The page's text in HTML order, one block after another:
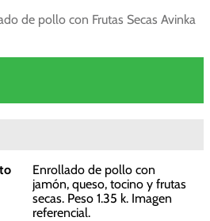
de pollo con Frutas Secas Avinka
Enrollado de pollo con
jamón, queso, tocino y frutas
secas. Peso 1.35 k. Imagen
referencial.